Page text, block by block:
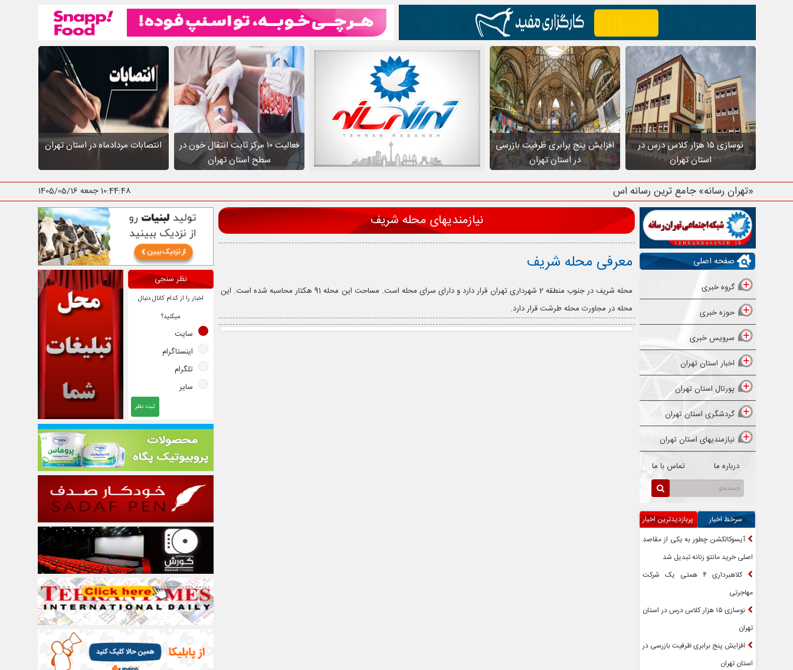
نوسازی ۱۵ هزار کلاس درس در
استان تهران
افزایش پنج برابری ظرفیت بازرسی
در استان تهران
فعالیت ۱۰ مرکز ثابت انتقال خون در
سطح استان تهران
انتصابات مردادماه در استان تهران
«تهران رسانه» جامع ترین رسانه استان ته 10:44:49 جمعه 1405/05/16
صفحه اصلی
گروه خبری
حوزه خبری
سرویس خبری
اخبار استان تهران
پورتال استان تهران
گردشگری استان تهران
نیازمندیهای استان تهران
درباره ما تماس با ما
سرخط اخبار
پربازدیدترین اخبار
آیسوکالکشن چطور به یکی از مقاصد
اصلی خرید مانتو زنانه تبدیل شد
کلاهبرداری ۴ همتی یک شرکت
مهاجرتی
نوسازی ۱۵ هزار کلاس درس در استان
تهران
افزایش پنج برابری ظرفیت بازرسی در
استان تهران
نیازمندیهای محله شریف
معرفی محله شریف
محله شریف در جنوب منطقه 2 شهرداری تهران قرار دارد و دارای سرای محله است. مساحت این محله 91 هکتار محاسبه شده است. این
محله در مجاورت محله طرشت قرار دارد.
نظر سنجی
اخبار را از کدام کانال دنبال
میکنید؟
سایت
اینستاگرام
تلگرام
سایر
ثبت نظر